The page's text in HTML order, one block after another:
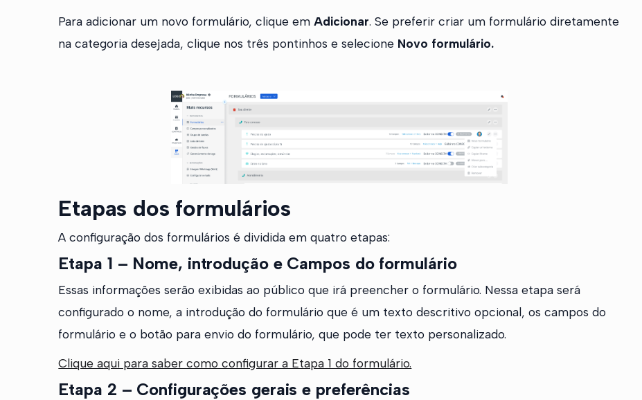
Para adicionar um novo formulário, clique emAdicionar. Se preferir criar um formulário diretamente
na categoria desejada, clique nos três pontinhos e selecione Novo formulário.
Etapas dos formulários
A configuração dos formulários é dividida em quatro etapas:
Etapa 1 – Nome, introdução e Campos do formulário
Essas informações serão exibidas ao público que irá preencher o formulário. Nessa etapa será
configurado o nome, a introdução do formulário que é um texto descritivo opcional, os campos do
formulário e o botão para envio do formulário, que pode ter texto personalizado.
Clique aqui para saber como configurar a Etapa 1 do formulário.
Etapa 2 – Configurações gerais e preferências